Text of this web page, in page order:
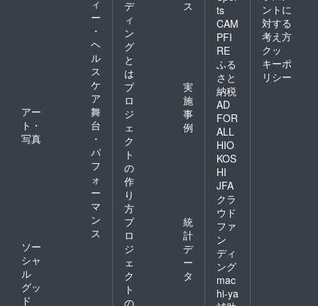
ィ
ー
・
ヘ
ル
ス
ケ
ア
アー
ト・
写真
舞
台
・
パ
フ
ォ
ー
マ
ン
ス
ソー
シャ
ル
グッ
ド
デ
ィ
ン
グ
と
は
ス
プ
ロ
ジ
ェ
ク
ト
の
作
り
方
実
施
事
例
プ
ロ
ジ
ェ
ク
ト
の
統
計
デ
ー
タ
ts
CAM
PFI
RE
ふる
さと
納税
AD
FOR
ALL
HIO
KOS
HI
JFA
クラ
ウド
ファ
ン
ディ
ング
mac
hi-ya
ントに
対する
考え方
クッ
キーポ
リシー